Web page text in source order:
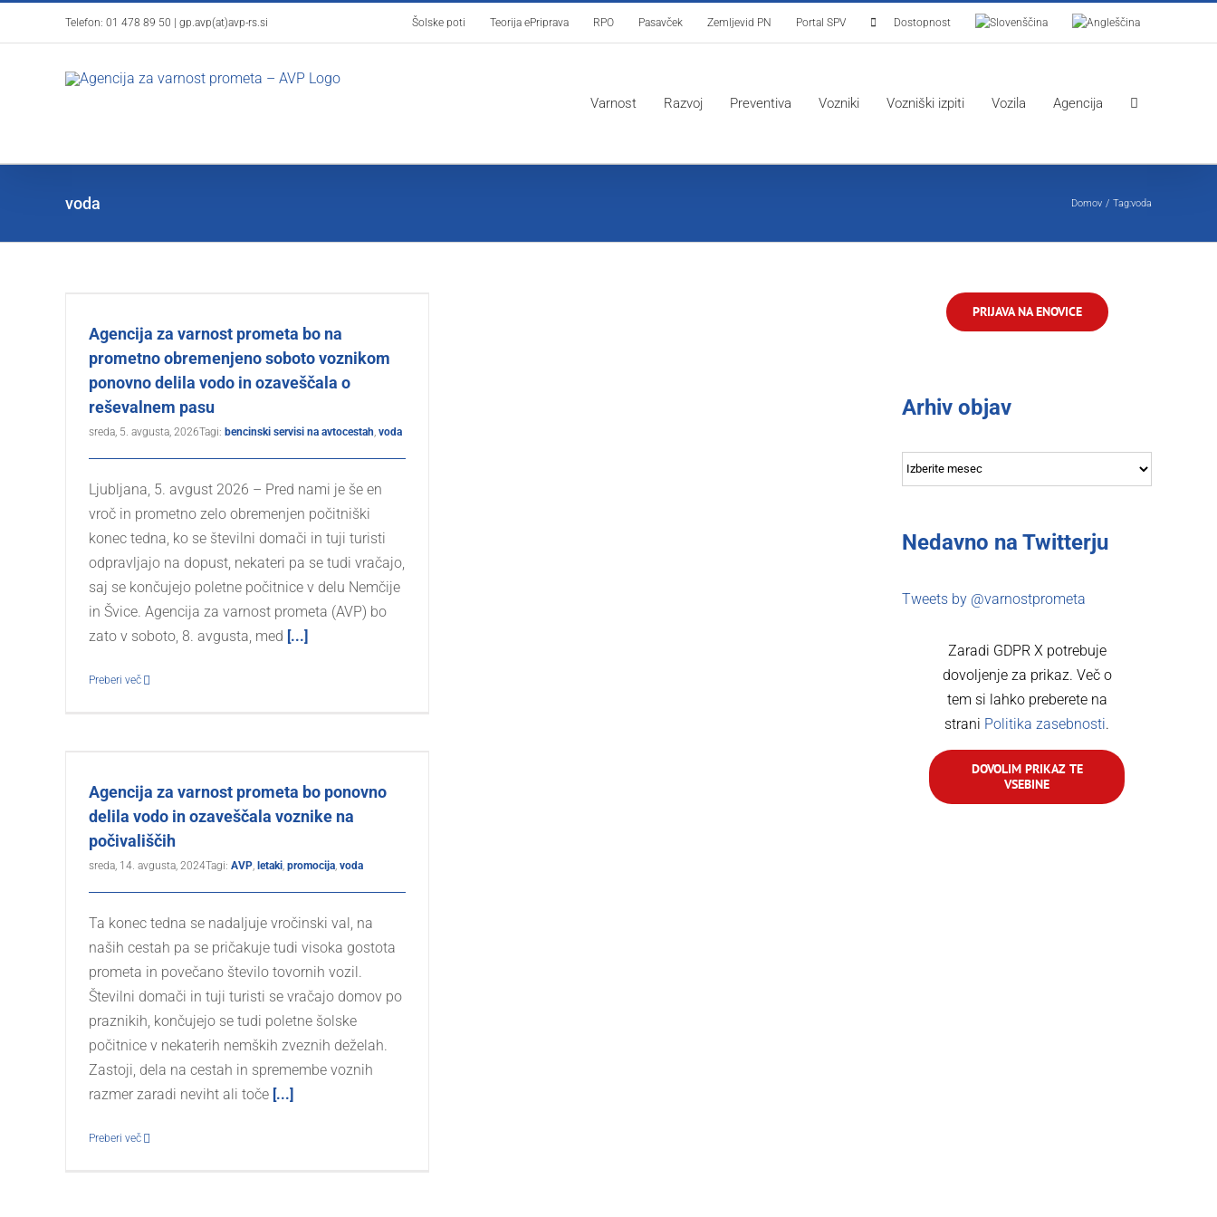
Telefon: 01 478 89 50 gp.avp(at)avp-rs.si Šolske poti Teorija ePriprava RPO Pasavček Zemljevid PN Portal SPV Dostopnost
Varnost Razvoj Preventiva Vozniki Vozniški izpiti Vozila Agencija
voda Domov Tag:voda
Agencija za varnost prometa bo na
prometno obremenjeno soboto voznikom
ponovno delila vodo in ozaveščala o
reševalnem pasu
sreda, 5. avgusta, 2026Tagi: bencinski servisi na avtocestah, voda
Ljubljana, 5. avgust 2026 – Pred nami je še en
vroč in prometno zelo obremenjen počitniški
konec tedna, ko se številni domači in tuji turisti
odpravljajo na dopust, nekateri pa se tudi vračajo,
saj se končujejo poletne počitnice v delu Nemčije
in Švice. Agencija za varnost prometa (AVP) bo
zato v soboto, 8. avgusta, med [...]
Preberi več
Agencija za varnost prometa bo ponovno
delila vodo in ozaveščala voznike na
počivališčih
sreda, 14. avgusta, 2024Tagi: AVP, letaki, promocija, voda
Ta konec tedna se nadaljuje vročinski val, na
naših cestah pa se pričakuje tudi visoka gostota
prometa in povečano število tovornih vozil.
Številni domači in tuji turisti se vračajo domov po
praznikih, končujejo se tudi poletne šolske
počitnice v nekaterih nemških zveznih deželah.
Zastoji, dela na cestah in spremembe voznih
razmer zaradi neviht ali toče [...]
Preberi več
PRIJAVA NA ENOVICE
Arhiv objav
Arhiv
objav
Nedavno na Twitterju
Tweets by @varnostprometa
Zaradi GDPR X potrebuje
dovoljenje za prikaz. Več o
tem si lahko preberete na
strani Politika zasebnosti.
DOVOLIM PRIKAZ TE
VSEBINE